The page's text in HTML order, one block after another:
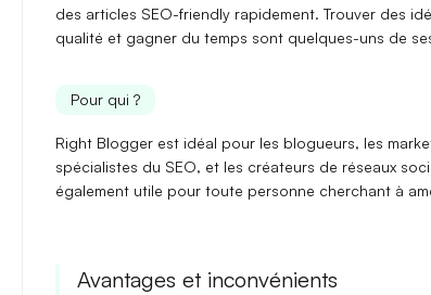
des articles SEO-friendly rapidement. Trouver des
qualité et gagner du temps sont quelques-uns de
Pour qui ?
Right Blogger est idéal pour les blogueurs, les
spécialistes du SEO, et les créateurs de réseaux
également utile pour toute personne cherchant à
Avantages et inconvénients